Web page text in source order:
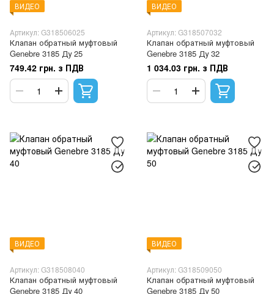
ВИДЕО
Артикул: G318506025
Клапан обратный муфтовый
Genebre 3185 Ду 25
749.42 грн. з ПДВ
ВИДЕО
Артикул: G318507032
Клапан обратный муфтовый
Genebre 3185 Ду 32
1 034.03 грн. з ПДВ
ВИДЕО
Артикул: G318508040
Клапан обратный муфтовый
Genebre 3185 Ду 40
ВИДЕО
Артикул: G318509050
Клапан обратный муфтовый
Genebre 3185 Ду 50